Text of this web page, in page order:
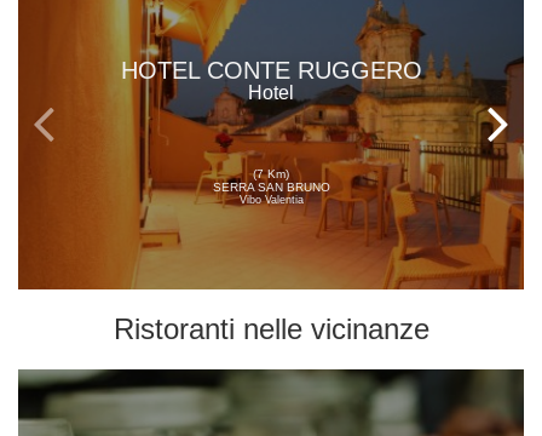
HOTEL CONTE RUGGERO
Hotel
(7 Km)
SERRA SAN BRUNO
Vibo Valentia
Ristoranti nelle vicinanze